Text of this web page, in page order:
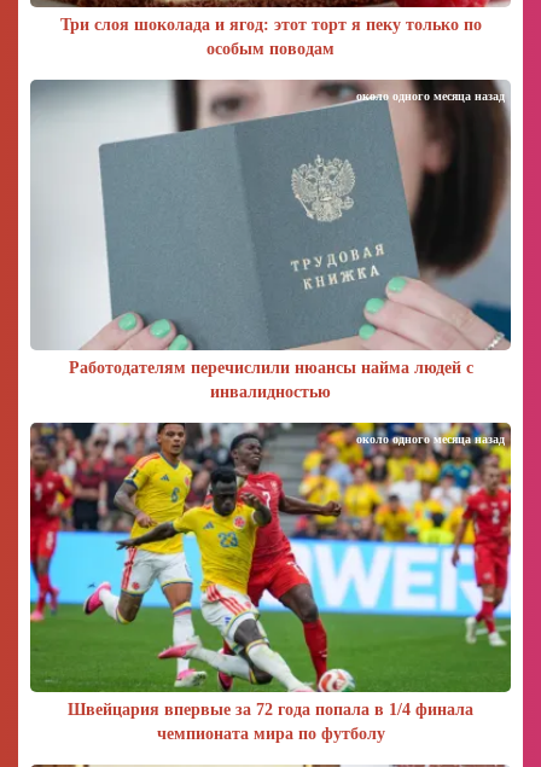
Три слоя шоколада и ягод: этот торт я пеку только по
особым поводам
Работодателям перечислили нюансы найма людей с
инвалидностью
около одного месяца назад
Швейцария впервые за 72 года попала в 1/4 финала
чемпионата мира по футболу
около одного месяца назад